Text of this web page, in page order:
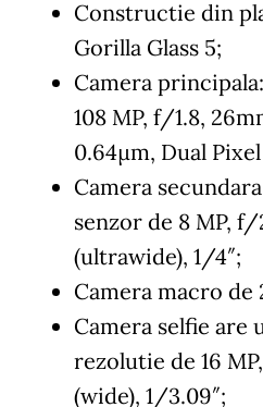
Constructie din
Gorilla Glass 5;
Camera
108 MP, f/1.8,
0.64µm, Dual
Camera
senzor de 8 MP, f/
(ultrawide), 1/4″;
Camera macro de
Camera selfie are
rezolutie de 16
(wide), 1/3.09″;